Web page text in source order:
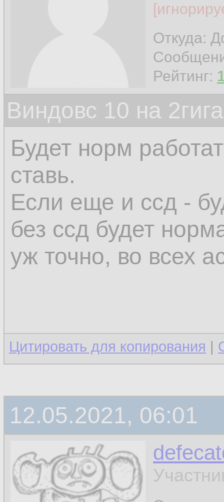
Откуда:
Рейтинг:
Виндовс 10 на
Будет норм
ставь.
Если еще и ссд -
без ссд будет
уж точно, во всех
Цитировать для копирования |
12.05.2021, 06:01